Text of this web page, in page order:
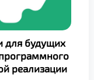
для будущих
реализации